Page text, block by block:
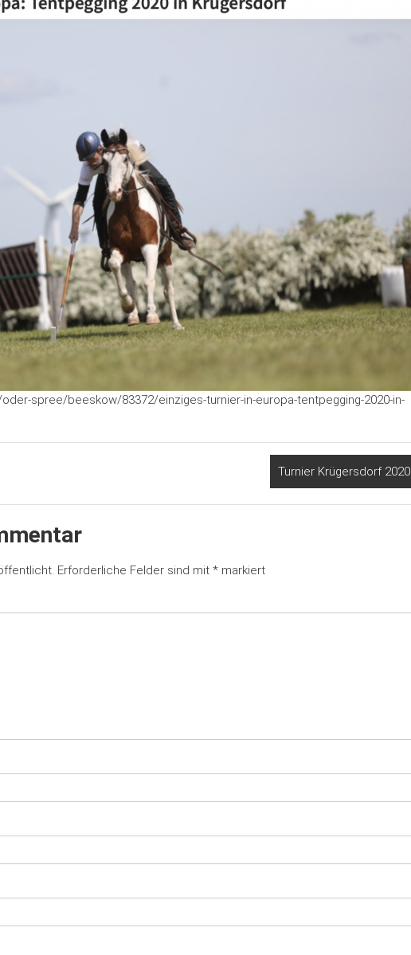
spree/beeskow/83372/einziges-turnier-in-europa-tentpegging-2020-in-
Turnier Krügersdorf 2020
Erforderliche Felder sind mit * markiert